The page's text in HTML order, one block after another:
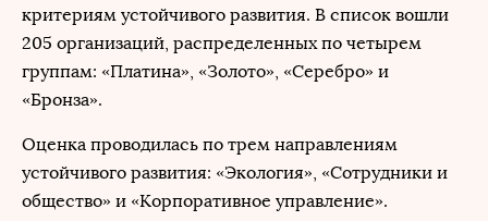
критериям устойчивого развития. В список вошли
205 организаций, распределенных по четырем
группам: «Платина», «Золото», «Серебро» и
«Бронза».
Оценка проводилась по трем направлениям
устойчивого развития: «Экология», «Сотрудники и
общество» и «Корпоративное управление».